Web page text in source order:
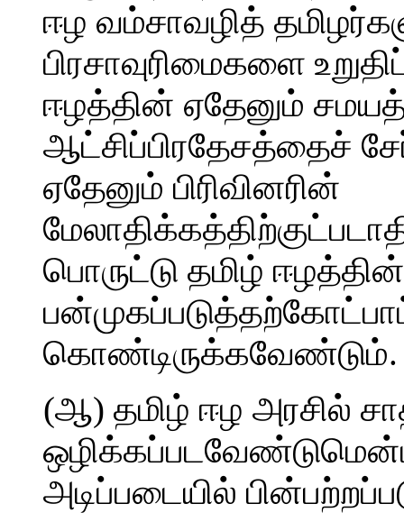
ஈழ வம்சாவழித்
பிரசாவுரிமைகளை
ஈழத்தின் ஏதேனும்
ஆட்சிப்பிரதேசத்தைச்
ஏதேனும் பிரிவினரின்
பொருட்டு தமிழ்
கொண்டிருக்கவேண்டும்.
(ஆ) தமிழ் ஈழ அரசில்
அடிப்படையில்